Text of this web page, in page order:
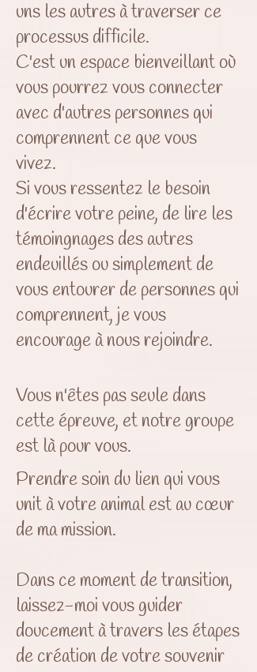
uns les autres à traverser ce
processus difficile.
C'est un espace bienveillant où
vous pourrez vous connecter
avec d'autres personnes qui
comprennent ce que vous
vivez.
Si vous ressentez le besoin
d'écrire votre peine, de lire les
témoingnages des autres
endeuillés ou simplement de
vous entourer de personnes qui
comprennent, je vous
encourage à nous rejoindre.
Vous n'êtes pas seule dans
cette épreuve, et notre groupe
est là pour vous.
Prendre soin du lien qui vous
unit à votre animal est au cœur
de ma mission.
Dans ce moment de transition,
laissez-moi vous guider
doucement à travers les étapes
de création de votre souvenir